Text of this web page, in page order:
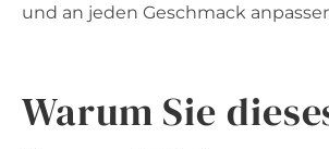
und an jeden Geschmack
Warum Sie